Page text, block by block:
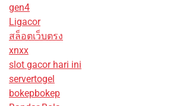
gen4
Ligacor
สล็อตเว็บตรง
xnxx
slot gacor hari ini
servertogel
bokepbokep